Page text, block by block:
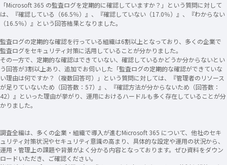
「Microsoft 365 の監査ログを定期的に確認していますか？」という質問に対して
は、『確認している（66.5％）』、『確認していない（17.0％）』、『わからない
（16.5％）』という回答結果となりました。
監査ログの定期的な確認を行っている組織は6割以上となっており、多くの企業で
監査ログをセキュリティ対策に活用していることが分かりました。
その一方で、定期的な確認はできていない、確認しているかどうか分からないとい
う回答が3割以上あり、追加でお伺いした「監査ログの定期的な確認ができていな
い理由は何ですか？（複数回答可）」という質問に対しては、『管理者のリソース
が足りていないため（回答数：57）』、『確認方法が分からないため（回答数：
42）』といった理由が挙がり、運用におけるハードルも多く存在していることが分
かりました。
調査全編は、多くの企業・組織で導入が進むMicrosoft 365 について、他社のセキ
ュリティ対策状況やセキュリティ意識の高まり、具体的な設定や運用の状況から、
運用・管理上の課題や背景がよく分かる内容となっております。ぜひ資料をダウン
ロードいただき、ご確認ください。